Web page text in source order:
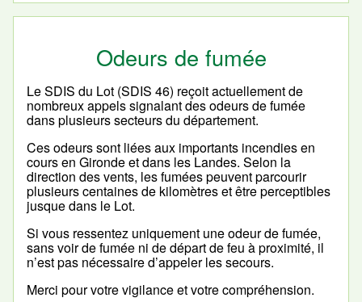
Odeurs de fumée
Le SDIS du Lot (SDIS 46) reçoit actuellement de
nombreux appels signalant des odeurs de fumée
dans plusieurs secteurs du département.
Ces odeurs sont liées aux importants incendies en
cours en Gironde et dans les Landes. Selon la
direction des vents, les fumées peuvent parcourir
plusieurs centaines de kilomètres et être perceptibles
jusque dans le Lot.
Si vous ressentez uniquement une odeur de fumée,
sans voir de fumée ni de départ de feu à proximité, il
n’est pas nécessaire d’appeler les secours.
Merci pour votre vigilance et votre compréhension.